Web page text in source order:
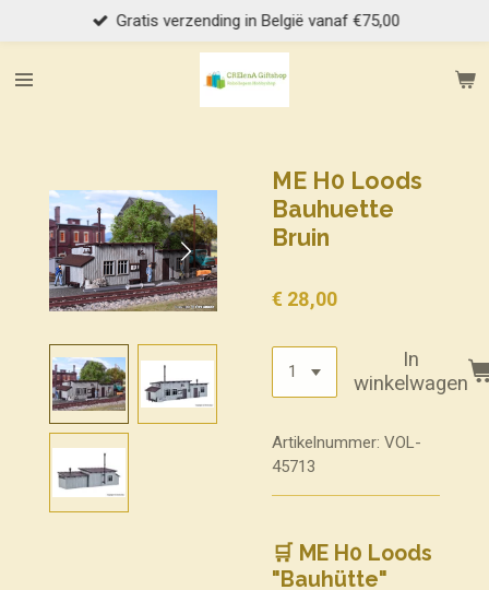
direct
naar
Gratis verzending in België vanaf €75,00
ME H0 Loods
Bauhuette
Bruin
€ 28,00
In
winkelwagen
Artikelnummer: VOL-
45713
🛒 ME H0 Loods
"Bauhütte"